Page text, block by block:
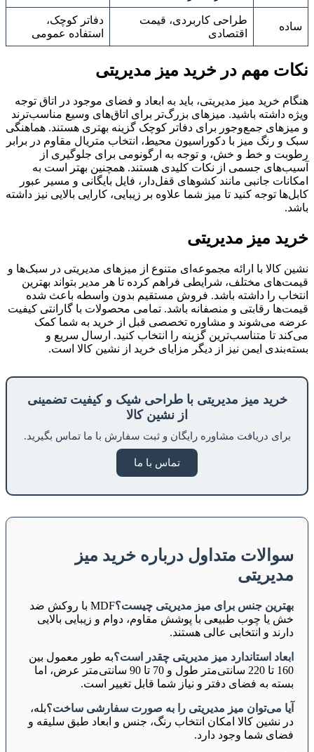
ساده
طراحی کاربردی، قیمت
اقتصادی
دفاتر کوچک،
استفاده عمومی
نکات مهم در خرید میز مدیریتی
هنگام خرید میز مدیریتی، باید به ابعاد و فضای موجود در اتاق توجه
ویژه داشته باشید. میزهای بزرگ‌تر برای اتاق‌های وسیع مناسب‌ترند
و میزهای جمع‌وجور برای دفاتر کوچک گزینه بهتری هستند. هماهنگی
سبک و رنگ میز با دکوراسیون محیط، انتخاب متریال مقاوم در برابر
رطوبت و خط و خش، و توجه به ارگونومی برای جلوگیری از
آسیب‌های جسمی از نکات کلیدی هستند. همچنین بهتر است به
امکانات جانبی مانند کشوهای قفل‌دار، فایل بایگانی و مسیر عبور
کابل‌ها توجه کنید تا میز شما علاوه بر زیبایی، کارایی بالایی نیز داشته
باشد.
خرید میز مدیریتی
نشین کالا با ارائه مجموعه‌ای متنوع از میزهای مدیریتی در سبک‌ها و
قیمت‌های مختلف، شرایطی فراهم کرده تا هر مدیر بتواند بهترین
انتخاب را داشته باشد. فروش مستقیم بدون واسطه باعث شده
قیمت‌ها رقابتی و منصفانه باشد. تمامی محصولات با گارانتی کیفیت
عرضه می‌شوند و مشاوره تخصصی قبل از خرید به شما کمک
می‌کند تا متناسب‌ترین گزینه را انتخاب کنید. ارسال سریع و
بسته‌بندی ایمن نیز از دیگر مزایای خرید از نشین کالا است.
خرید میز مدیریتی با طراحی شیک و کیفیت تضمینی
از نشین کالا
برای دریافت مشاوره رایگان و ثبت سفارش با ما تماس بگیرید.
تماس با ما
سوالات متداول درباره خرید میز
مدیریتی
بهترین جنس برای میز مدیریتی چیست؟
MDF با روکش ضد
خش یا چوب طبیعی با پوشش مقاوم، دوام و زیبایی بالایی
دارند و انتخابی عالی هستند.
ابعاد استاندارد میز مدیریتی چقدر است؟به طور معمول بین
160 تا 220 سانتی‌متر طول و 70 تا 90 سانتی‌متر عرض، اما
بسته به فضای دفتر و نیاز شما قابل تغییر است.
آیا می‌توان میز مدیریتی را به صورت سفارشی ساخت؟بله،
در نشین کالا امکان انتخاب رنگ، جنس و ابعاد طبق سلیقه و
فضای شما وجود دارد.